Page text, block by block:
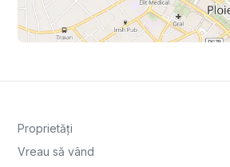
Proprietăți
Vreau să vând